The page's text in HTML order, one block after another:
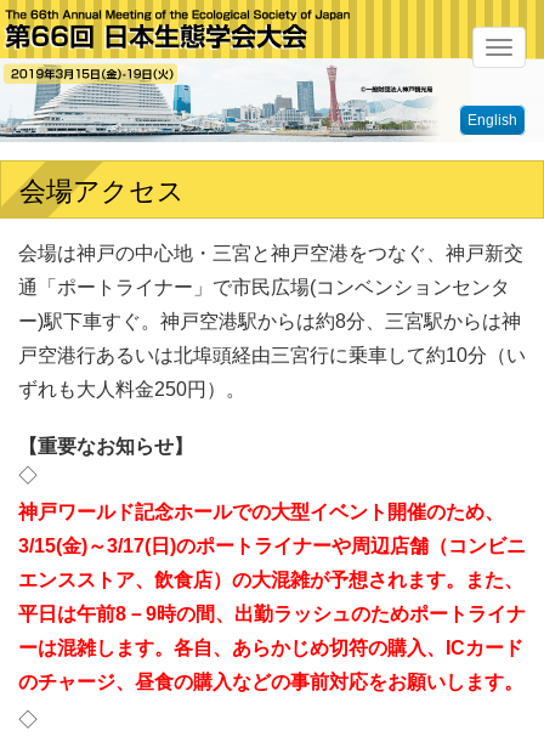
メ
ュ
ー
English
会場アクセス
会場は神戸の中心地・三宮と神戸空港をつなぐ、神戸新交
通「ポートライナー」で市民広場(コンベンションセンタ
ー)駅下車すぐ。神戸空港駅からは約8分、三宮駅からは神
戸空港行あるいは北埠頭経由三宮行に乗車して約10分（い
ずれも大人料金250円）。
【重要なお知らせ】
◇
神戸ワールド記念ホールでの大型イベント開催のため、
3/15(金)～3/17(日)のポートライナーや周辺店舗（コンビニ
エンスストア、飲食店）の大混雑が予想されます。また、
平日は午前8－9時の間、出勤ラッシュのためポートライナ
ーは混雑します。各自、あらかじめ切符の購入、ICカード
のチャージ、昼食の購入などの事前対応をお願いします。
◇